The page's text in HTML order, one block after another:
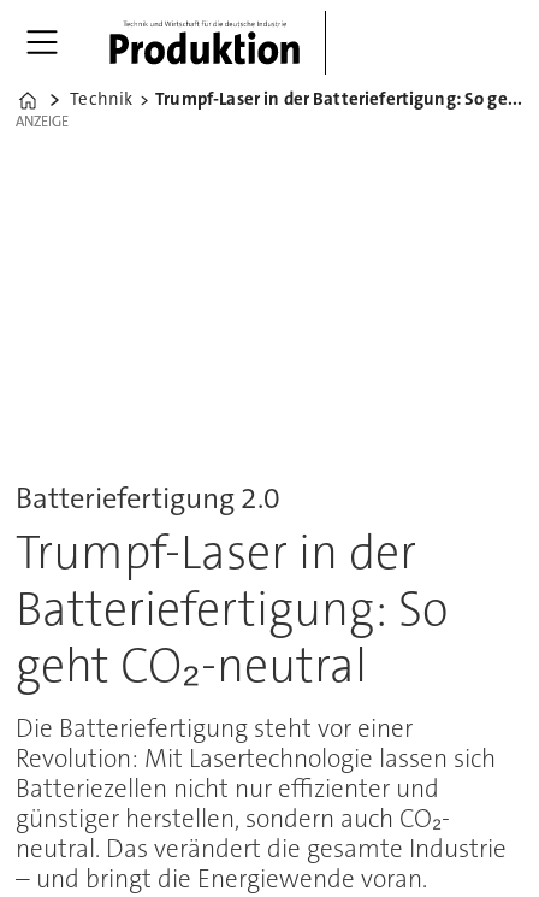
Home
Technik Trumpf-Laser in der Batteriefertigung: So geht CO₂-neutral
ANZEIGE
ANZEIGE
Batteriefertigung 2.0
Trumpf-Laser in der
Batteriefertigung: So
geht CO₂-neutral
Die Batteriefertigung steht vor einer
Revolution: Mit Lasertechnologie lassen sich
Batteriezellen nicht nur effizienter und
günstiger herstellen, sondern auch CO₂-
neutral. Das verändert die gesamte Industrie
– und bringt die Energiewende voran.